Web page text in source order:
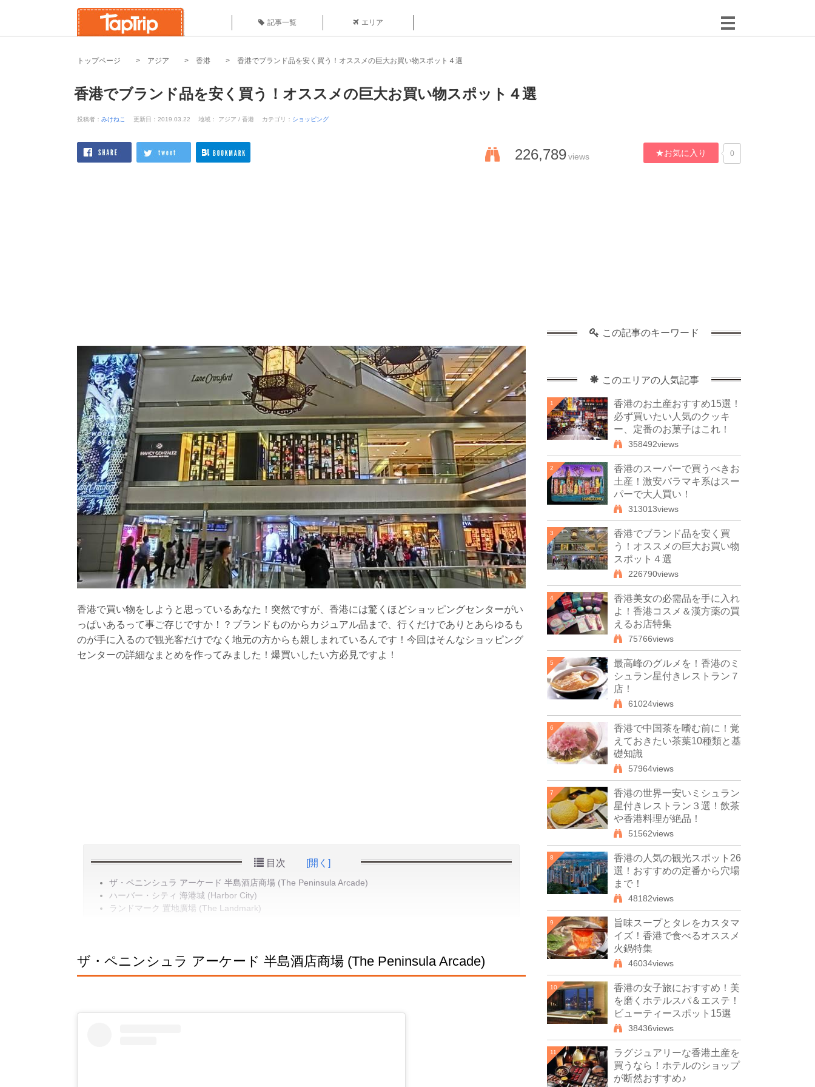
記事一覧 エリア
トップページ アジア 香港 香港でブランド品を安く買う！オススメの巨大お買い物スポット４選
香港でブランド品を安く買う！オススメの巨大お買い物スポット４選
投稿者： みけねこ 更新日：2019.03.22 地域： アジア / 香港 カテゴリ： ショッピング
226,789views ★お気に入り 0
香港で買い物をしようと思っているあなた！突然ですが、香港には驚くほどショッピングセンターがい
っぱいあるって事ご存じですか！？ブランドものからカジュアル品まで、行くだけでありとあらゆるも
のが手に入るので観光客だけでなく地元の方からも親しまれているんです！今回はそんなショッピング
センターの詳細なまとめを作ってみました！爆買いしたい方必見ですよ！
目次 [開く]
ザ・ペニンシュラ アーケード 半島酒店商場 (The Peninsula Arcade)
ハーバー・シティ 海港城 (Harbor City)
ランドマーク 置地廣場 (The Landmark)
ザ・ペニンシュラ アーケード 半島酒店商場 (The Peninsula Arcade)
この記事のキーワード
このエリアの人気記事
1
香港のお土産おすすめ15選！
必ず買いたい人気のクッキ
ー、定番のお菓子はこれ！
358492views
2
香港のスーパーで買うべきお
土産！激安バラマキ系はスー
パーで大人買い！
313013views
3
香港でブランド品を安く買
う！オススメの巨大お買い物
スポット４選
226790views
4
香港美女の必需品を手に入れ
よ！香港コスメ＆漢方薬の買
えるお店特集
75766views
5
最高峰のグルメを！香港のミ
シュラン星付きレストラン７
店！
61024views
6
香港で中国茶を嗜む前に！覚
えておきたい茶葉10種類と基
礎知識
57964views
7
香港の世界一安いミシュラン
星付きレストラン３選！飲茶
や香港料理が絶品！
51562views
8
香港の人気の観光スポット26
選！おすすめの定番から穴場
まで！
48182views
9
旨味スープとタレをカスタマ
イズ！香港で食べるオススメ
火鍋特集
46034views
10
香港の女子旅におすすめ！美
を磨くホテルスパ＆エステ！
ビューティースポット15選
38436views
11
ラグジュアリーな香港土産を
買うなら！ホテルのショップ
が断然おすすめ♪